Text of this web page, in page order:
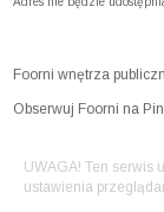
Foorni wnętrza
Obserwuj Foorni na
UWAGA! Ten serwis
ustawienia